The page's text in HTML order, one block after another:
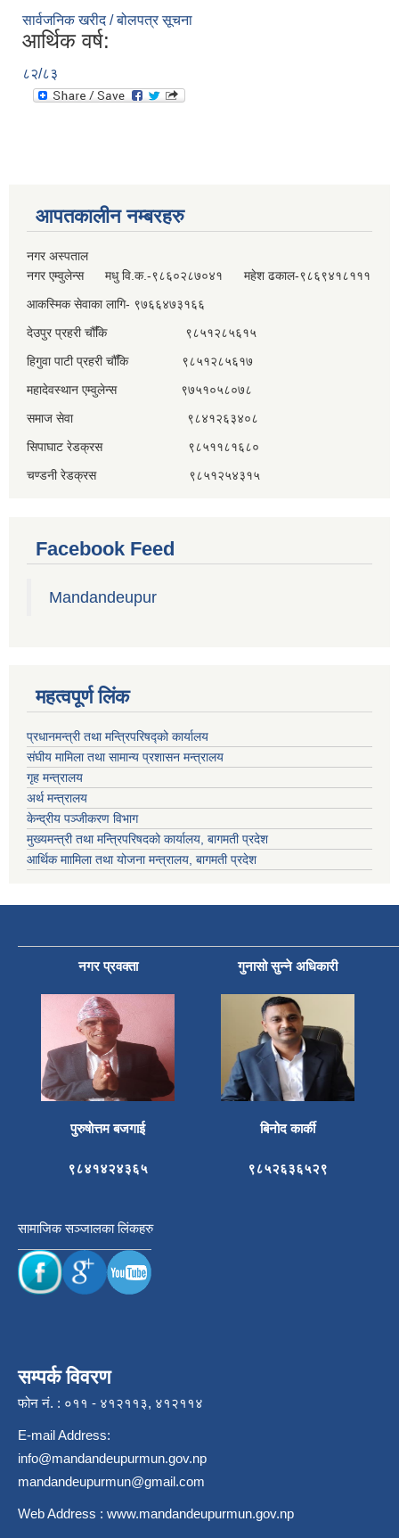
सार्वजनिक खरीद / बोलपत्र सूचना
आर्थिक वर्ष:
८२/८३
आपतकालीन नम्बरहरु
नगर अस्पताल
नगर एम्वुलेन्स मधु वि.क.-९८६०२८७०४१ महेश ढकाल-९८६९४१८१११
आकस्मिक सेवाका लागि- ९७६६४७३१६६
देउपुर प्रहरी चौँकि ९८५१२८५६१५
हिगुवा पाटी प्रहरी चौँकि ९८५१२८५६१७
महादेवस्थान एम्वुलेन्स ९७५१०५८०७८
समाज सेवा ९८४१२६३४०८
सिपाघाट रेडक्रस ९८५११८१६८०
चण्डनी रेडक्रस ९८५१२५४३१५
Facebook Feed
Mandandeupur
महत्वपूर्ण लिंक
प्रधानमन्त्री तथा मन्त्रिपरिषद्को कार्यालय
संघीय मामिला तथा सामान्य प्रशासन मन्त्रालय
गृह मन्त्रालय
अर्थ मन्त्रालय
केन्द्रीय पञ्जीकरण विभाग
मुख्यमन्त्री तथा मन्त्रिपरिषदको कार्यालय, बागमती प्रदेश
आर्थिक माामिला तथा योजना मन्त्रालय, बागमती प्रदेश
नगर प्रवक्ता गुनासो सुन्ने अधिकारी
पुरुषोत्तम बजगाई बिनोद कार्की
९८४१४२४३६५ ९८५२६३६५२९
सामाजिक सञ्जालका लिंकहरु
सम्पर्क विवरण
फोन नं. : ०११ - ४१२११३, ४१२११४
E-mail Address:
info@mandandeupurmun.gov.np
mandandeupurmun@gmail.com
Web Address : www.mandandeupurmun.gov.np